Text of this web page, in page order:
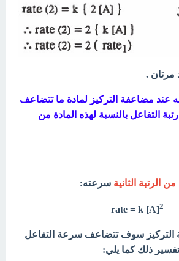
مرتان .
عند مضاعفة التركيز لمادة ما تتضاعف
التفاعل بالنسبة لهذه المادة من
الرتبة الثانية سرعته:
rate = k [A]2
التركيز سوف تتضاعف سرعة التفاعل
تفسير ذلككما يلي: